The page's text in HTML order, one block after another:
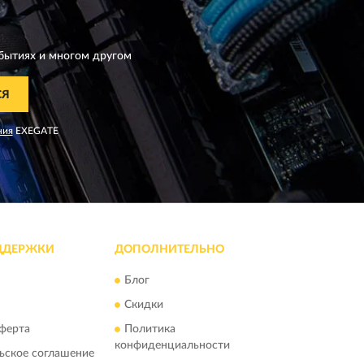
и многом другом
EXEGATE
соглашение
ДОПОЛНИТЕЛЬНО
Блог
Скидки
Политика
конфиденциальности